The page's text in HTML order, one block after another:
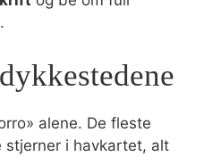
alene. De fleste
stjerner i havkartet, alt